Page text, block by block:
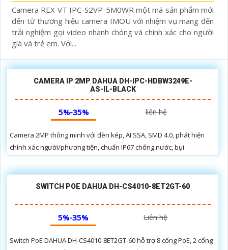
Camera REX VT IPC-S2VP-5M0WR một mã sản phẩm mới
đến từ thương hiệu camera IMOU với nhiệm vụ mang đến
trải nghiệm gọi video nhanh chóng và chính xác cho người
già và trẻ em. Với...
CAMERA IP 2MP DAHUA DH-IPC-HDBW3249E-
AS-IL-BLACK
5%-35% liên hệ
Camera 2MP thông minh với đèn kép, AI SSA, SMD 4.0, phát hiện
chính xác người/phương tiện, chuẩn IP67 chống nước, bụi
SWITCH POE DAHUA DH-CS4010-8ET2GT-60
5%-35% Liên hệ
Switch PoE DAHUA DH-CS4010-8ET2GT-60 hỗ trợ 8 cổng PoE, 2 cổng